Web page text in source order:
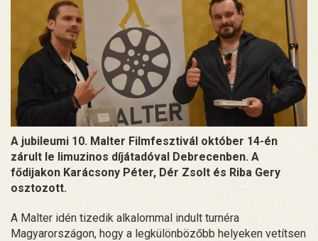
A jubileumi 10. Malter Filmfesztivál október 14-én
zárult le limuzinos díjátadóval Debrecenben. A
fődijakon Karácsony Péter, Dér Zsolt és Riba Gery
osztozott.
A Malter idén tizedik alkalommal indult turnéra
Magyarországon, hogy a legkülönbözőbb helyeken vetítsen